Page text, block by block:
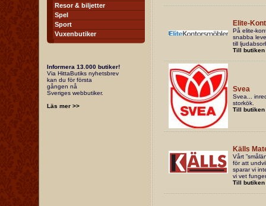
Resor & biljetter
Spel
Sport
Vuxenbutiker
Informera 13.000 butiker!
Via HittaButiks nyhetsbrev
kan du för första
gången nå
Sveriges webbutiker.
Läs mer >>
Elite-
På elite-
snabba
till
Till butiken
Svea
Svea...
storkök.
Till butiken
Källs
Vårt
för att
sparar vi
vi vet
Till butiken